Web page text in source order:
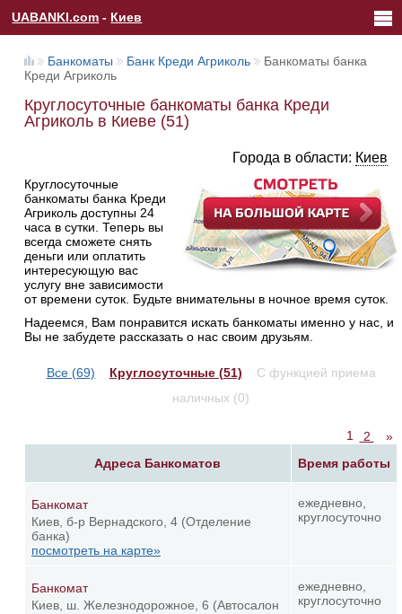
UABANKI.com - Киев
Банкоматы Банк Креди Агриколь
Банкоматы банка
Креди Агриколь
Круглосуточные банкоматы банка Креди
Агриколь в Киеве (51)
Города в области: Киев
Круглосуточные
банкоматы банка Креди
Агриколь доступны 24
часа в сутки. Теперь вы
всегда сможете снять
деньги или оплатить
интересующую вас
услугу вне зависимости
от времени суток. Будьте внимательны в ночное время суток.
Надеемся, Вам понравится искать банкоматы именно у нас, и
Вы не забудете рассказать о нас своим друзьям.
Все (69) Круглосуточные (51)
С функцией приема
наличных (0)
1 2
»
Адреса Банкоматов
Время работы
Банкомат
Киев, б-р Вернадского, 4 (Отделение
банка)
посмотреть на карте»
ежедневно,
круглосуточно
Банкомат
Киев, ш. Железнодорожное, 6 (Автосалон
ежедневно,
круглосуточно